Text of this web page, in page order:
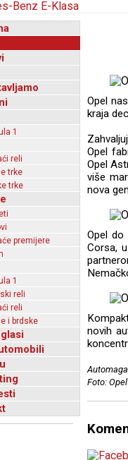
1
reli
trke
trke
premijere
1
reli
reli
i brdske
Opel
kraja
Opel
Opel
više
nova
Opel do
Corsa,
novih
Foto: Opel